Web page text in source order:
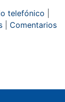
telefónico
| Comentarios